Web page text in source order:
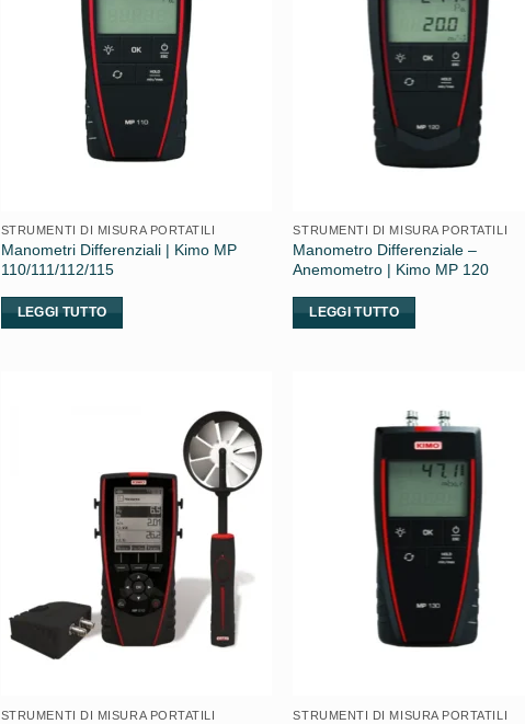
STRUMENTI DI MISURA PORTATILI
Manometri Differenziali | Kimo MP
110/111/112/115
LEGGI TUTTO
STRUMENTI DI MISURA PORTATILI
Manometro Differenziale –
Anemometro | Kimo MP 120
LEGGI TUTTO
STRUMENTI DI MISURA PORTATILI STRUMENTI DI MISURA PORTATILI